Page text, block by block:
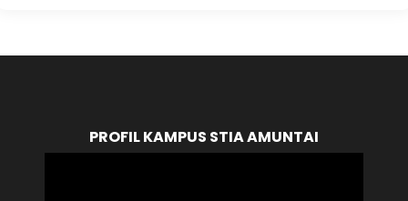
PROFIL KAMPUS STIA AMUNTAI